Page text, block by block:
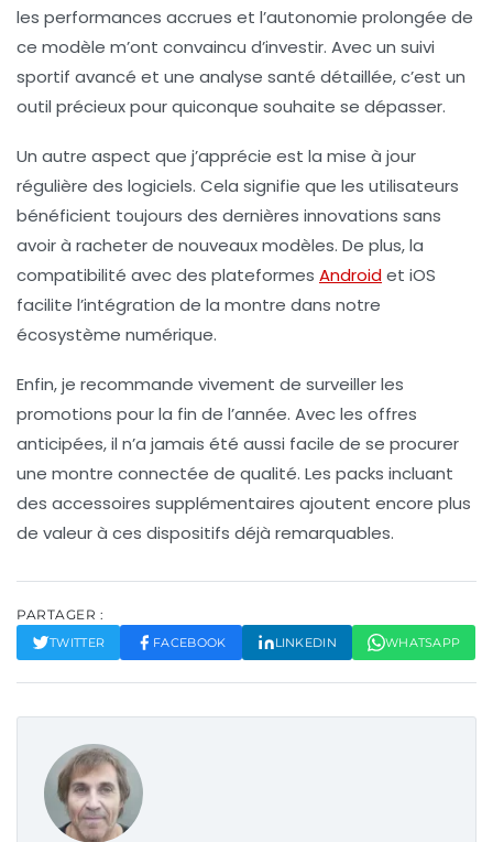
les performances accrues et l’autonomie prolongée de
ce modèle m’ont convaincu d’investir. Avec un suivi
sportif avancé et une analyse santé détaillée, c’est un
outil précieux pour quiconque souhaite se dépasser.
Un autre aspect que j’apprécie est la mise à jour
régulière des logiciels. Cela signifie que les utilisateurs
bénéficient toujours des dernières innovations sans
avoir à racheter de nouveaux modèles. De plus, la
compatibilité avec des plateformes Androidet iOS
facilite l’intégration de la montre dans notre
écosystème numérique.
Enfin, je recommande vivement de surveiller les
promotions pour la fin de l’année. Avec les offres
anticipées, il n’a jamais été aussi facile de se procurer
une montre connectée de qualité. Les packs incluant
des accessoires supplémentaires ajoutent encore plus
de valeur à ces dispositifs déjà remarquables.
PARTAGER :
TWITTER FACEBOOK LINKEDIN WHATSAPP